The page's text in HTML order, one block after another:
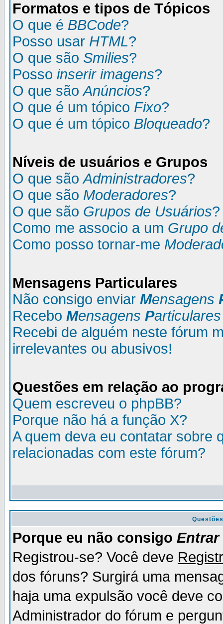
Formatos e tipos de Tópicos
O que é BBCode?
Posso usar HTML?
O que são Smilies?
Posso inserir imagens?
O que sãoAnúncios?
O que é um tópico Fixo?
O que é um tópico Bloqueado?
Níveis de usuários e Grupos
O que sãoAdministradores?
O que são Moderadores?
O que são Grupos de Usuários?
Como me associo a um Grupo
Como posso tornar-me
Mensagens Particulares
Não consigo enviar Mensagens
Recebo Mensagens Particulares
Recebi de alguém neste fórum
irrelevantes ou abusivos!
Questões em relação ao
Quem escreveu o phpBB?
Porque não há a função X?
A quem deva eu contatar sobre
relacionadas com este fórum?
Porque eu não consigo Entrar
Registrou-se? Você deve
dos fóruns? Surgirá uma
haja uma expulsão você deve
Administrador do fórum e